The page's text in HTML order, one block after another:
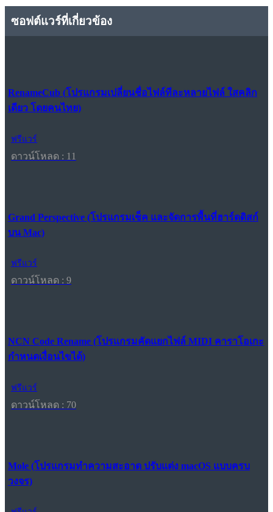
ซอฟต์แวร์ที่เกี่ยวข้อง
RenameCub (โปรแกรมเปลี่ยนชื่อไฟล์ทีละหลายไฟล์ ใสคลิก
เดียว โดยคนไทย)
ฟรีแวร์
ดาวน์โหลด : 11
Grand Perspective (โปรแกรมเช็ค และจัดการพื้นที่ฮาร์ดดิสก์
บน Mac)
ฟรีแวร์
ดาวน์โหลด : 9
NCN Code Rename (โปรแกรมคัดแยกไฟล์ MIDI คาราโอเกะ
กำหนดเงื่อนไขได้)
ฟรีแวร์
ดาวน์โหลด : 70
Mole (โปรแกรมทำความสะอาด ปรับแต่ง macOS แบบครบ
วงจร)